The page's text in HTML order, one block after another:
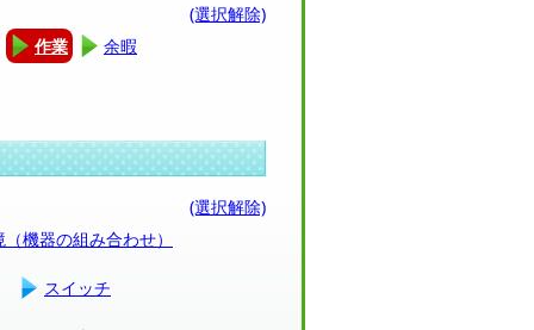
(選択解除)
作業
余暇
(選択解除)
機器の組み合わせ）
スイッチ